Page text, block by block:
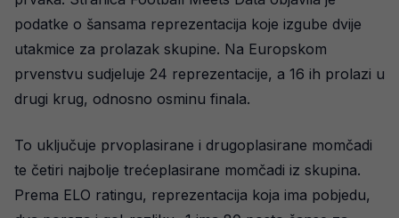
podatke o šansama reprezentacija koje izgube dvije
utakmice za prolazak skupine. Na Europskom
prvenstvu sudjeluje 24 reprezentacije, a 16 ih prolazi u
drugi krug, odnosno osminu finala.
To uključuje prvoplasirane i drugoplasirane momčadi
te četiri najbolje trećeplasirane momčadi iz skupina.
Prema ELO ratingu, reprezentacija koja ima pobjedu,